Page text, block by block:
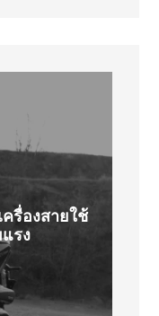
รื่องสายใช้
รง